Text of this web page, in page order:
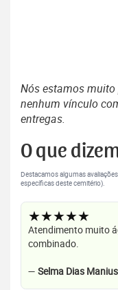
Nós estamos
nenhum vínculo
entregas.
O que
Destacamos algumas
específicas deste cemitério).
★★★★★
Atendimento muito
combinado.
— Selma Dias